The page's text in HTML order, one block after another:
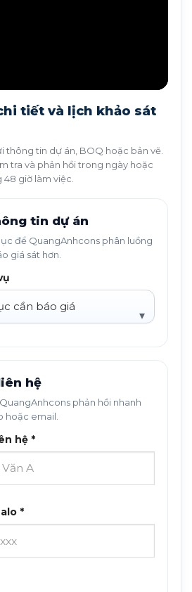
tiết và lịch khảo sát
thông tin dự án, BOQ hoặc bản vẽ.
tra và phản hồi trong ngày hoặc
giờ làm việc.
tin dự án
để QuangAnhcons phân luồng
giá sát hơn.
hệ
phản hồi nhanh
hoặc email.
hệ *
*